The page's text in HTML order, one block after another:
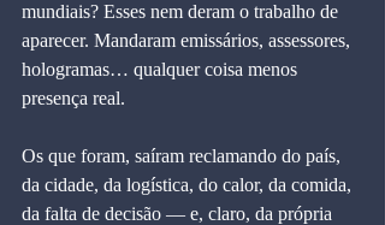
mundiais? Esses nem deram o trabalho de
aparecer. Mandaram emissários, assessores,
hologramas… qualquer coisa menos
presença real.
Os que foram, saíram reclamando do país,
da cidade, da logística, do calor, da comida,
da falta de decisão — e, claro, da própria